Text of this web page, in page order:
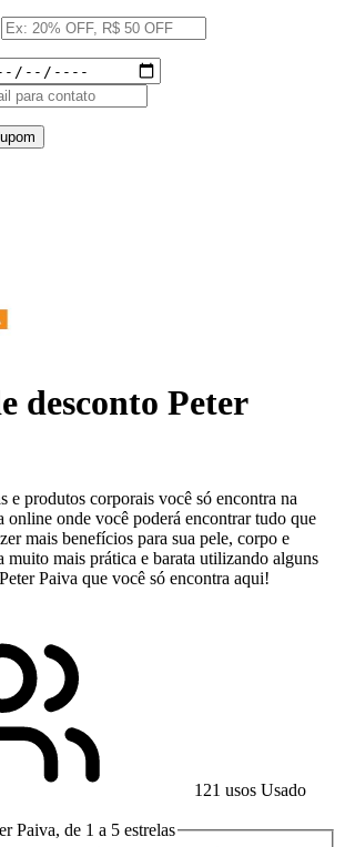
desconto Peter
e produtos corporais você só encontra na
online onde você poderá encontrar tudo que
mais benefícios para sua pele, corpo e
muito mais prática e barata utilizando alguns
Paiva que você só encontra aqui!
121 usos Usado
Paiva, de 1 a 5 estrelas